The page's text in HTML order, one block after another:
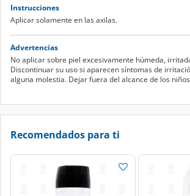
Instrucciones
Aplicar solamente en las axilas.
Advertencias
No aplicar sobre piel excesivamente húmeda,
Discontinuar su uso si aparecen síntomas de
alguna molestia. Dejar fuera del alcance de los
Recomendados para ti